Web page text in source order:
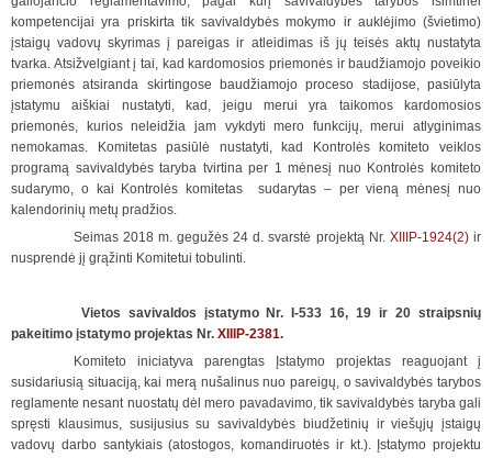
kompetencijai yra priskirta tik savivaldybės mokymo ir auklėjimo (švietimo)
įstaigų vadovų skyrimas į pareigas ir atleidimas iš jų teisės aktų nustatyta
tvarka. Atsižvelgiant į tai, kad kardomosios priemonės ir baudžiamojo poveikio
priemonės atsiranda skirtingose baudžiamojo proceso stadijose, pasiūlyta
įstatymu aiškiai nustatyti, kad, jeigu merui yra taikomos kardomosios
priemonės, kurios neleidžia jam vykdyti mero funkcijų, merui atlyginimas
nemokamas. Komitetas pasiūlė nustatyti, kad Kontrolės komiteto veiklos
programą savivaldybės taryba tvirtina per 1 mėnesį nuo Kontrolės komiteto
sudarymo, o kai Kontrolės komitetas sudarytas – per vieną mėnesį nuo
kalendorinių metų pradžios.
Seimas 2018 m. gegužės 24 d. svarstė projektą Nr. XIIIP-1924(2)ir
nusprendė jį grąžinti Komitetui tobulinti.
Vietos savivaldos įstatymo Nr. I-533 16, 19 ir 20 straipsnių
pakeitimo įstatymo projektas Nr. XIIIP-2381.
Komiteto iniciatyva parengtas Įstatymo projektas reaguojant į
susidariusią situaciją, kai merą nušalinus nuo pareigų, o savivaldybės tarybos
reglamente nesant nuostatų dėl mero pavadavimo, tik savivaldybės taryba gali
spręsti klausimus, susijusius su savivaldybės biudžetinių ir viešųjų įstaigų
vadovų darbo santykiais (atostogos, komandiruotės ir kt.). Įstatymo projektu